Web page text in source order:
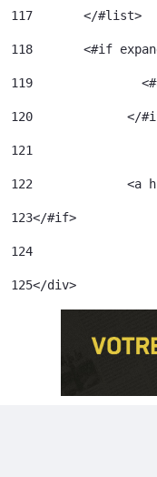
117
	  </#list>
118
<#if
119
120
121
122
123</#if>
124
125</div>